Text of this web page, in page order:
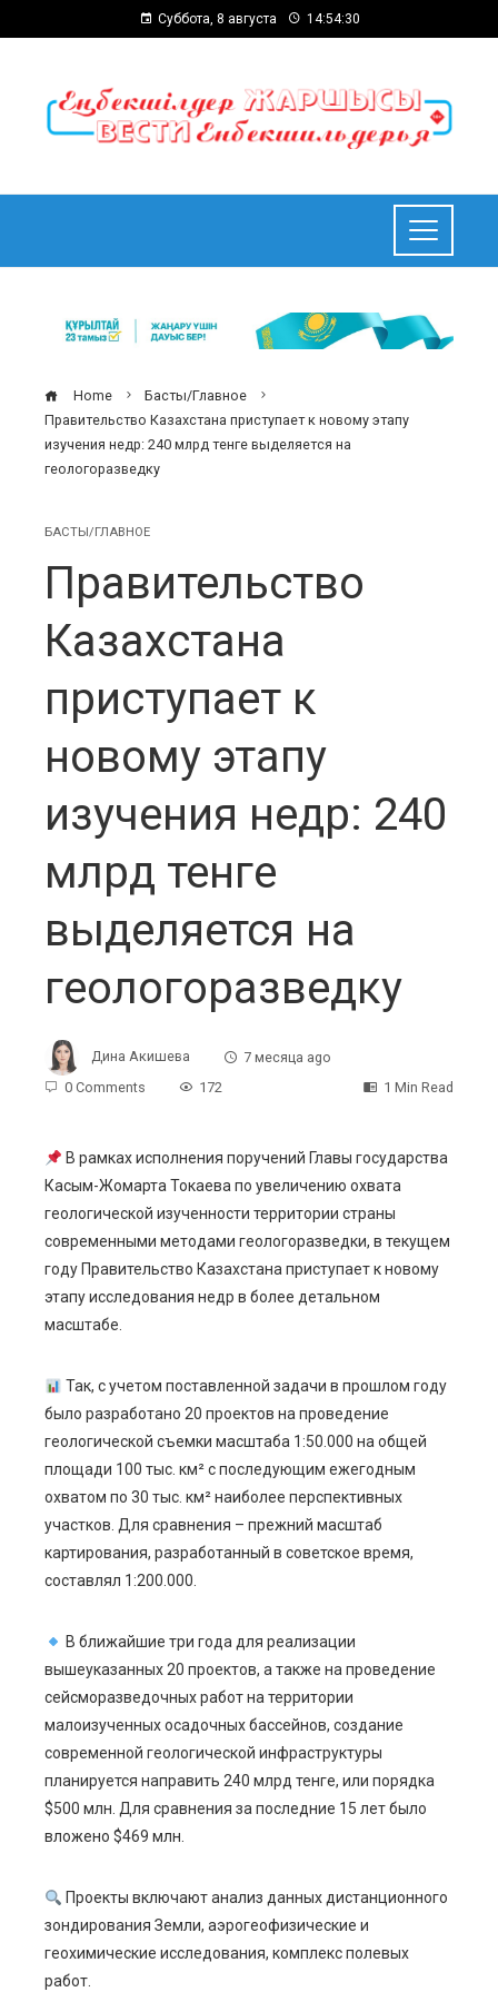
Суббота, 8 августа 14:54:30
Home
Басты/Главное
Правительство Казахстана приступает к новому этапу
изучения недр: 240 млрд тенге выделяется на
геологоразведку
БАСТЫ/ГЛАВНОЕ
Правительство
Казахстана
приступает к
новому этапу
изучения недр: 240
млрд тенге
выделяется на
геологоразведку
Дина Акишева
7 месяца ago
0 Comments
172 1 Min Read
В рамках исполнения поручений Главы государства
Касым-Жомарта Токаева по увеличению охвата
геологической изученности территории страны
современными методами геологоразведки, в текущем
году Правительство Казахстана приступает к новому
этапу исследования недр в более детальном
масштабе.
Так, с учетом поставленной задачи в прошлом году
было разработано 20 проектов на проведение
геологической съемки масштаба 1:50.000 на общей
площади 100 тыс. км² с последующим ежегодным
охватом по 30 тыс. км² наиболее перспективных
участков. Для сравнения – прежний масштаб
картирования, разработанный в советское время,
составлял 1:200.000.
В ближайшие три года для реализации
вышеуказанных 20 проектов, а также на проведение
сейсморазведочных работ на территории
малоизученных осадочных бассейнов, создание
современной геологической инфраструктуры
планируется направить 240 млрд тенге, или порядка
$500 млн. Для сравнения за последние 15 лет было
вложено $469 млн.
Проекты включают анализ данных дистанционного
зондирования Земли, аэрогеофизические и
геохимические исследования, комплекс полевых
работ.